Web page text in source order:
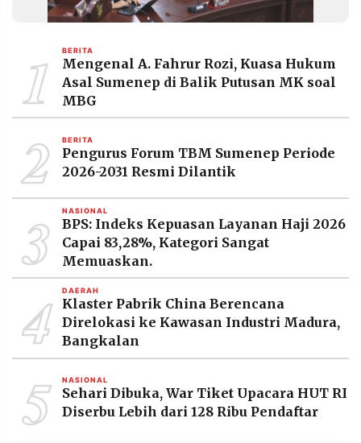
RESOLUSI
MEDIA
©
Resolusi.co
-
PT.
RESOLUSI
MEDIA
PRAMUDITA
1 BERITA
Mengenal A. Fahrur Rozi, Kuasa Hukum
Asal Sumenep di Balik Putusan MK soal
MBG
2 BERITA
Pengurus Forum TBM Sumenep Periode
2026-2031 Resmi Dilantik
3 NASIONAL
BPS: Indeks Kepuasan Layanan Haji 2026
Capai 83,28%, Kategori Sangat
Memuaskan.
4 DAERAH
Klaster Pabrik China Berencana
Direlokasi ke Kawasan Industri Madura,
Bangkalan
5 NASIONAL
Sehari Dibuka, War Tiket Upacara HUT RI
Diserbu Lebih dari 128 Ribu Pendaftar